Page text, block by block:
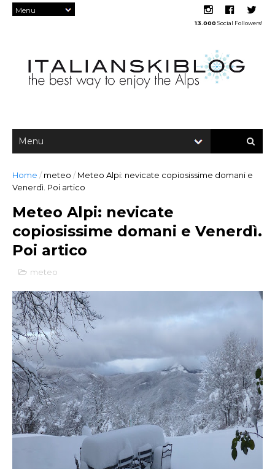
13.000 Social Followers!
Home / meteo / Meteo Alpi: nevicate copiosissime domani e
Venerdì. Poi artico
Meteo Alpi: nevicate
copiosissime domani e Venerdì.
Poi artico
meteo